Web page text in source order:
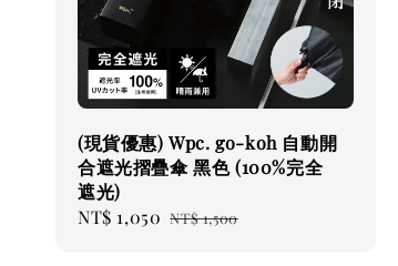
(現貨優惠) Wpc. go-koh 自動開
合遮光摺疊傘 黑色 (100%完全
遮光)
Sale
NT$ 1,050 Regular
NT$ 1,500